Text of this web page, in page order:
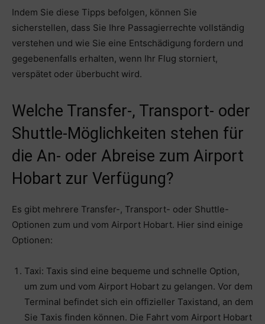
Indem Sie diese Tipps befolgen, können Sie
sicherstellen, dass Sie Ihre Passagierrechte vollständig
verstehen und wie Sie eine Entschädigung fordern und
gegebenenfalls erhalten, wenn Ihr Flug storniert,
verspätet oder überbucht wird.
Welche Transfer-, Transport- oder
Shuttle-Möglichkeiten stehen für
die An- oder Abreise zum Airport
Hobart zur Verfügung?
Es gibt mehrere Transfer-, Transport- oder Shuttle-
Optionen zum und vom Airport Hobart. Hier sind einige
Optionen:
Taxi: Taxis sind eine bequeme und schnelle Option,
um zum und vom Airport Hobart zu gelangen. Vor dem
Terminal befindet sich ein offizieller Taxistand, an dem
Sie Taxis finden können. Die Fahrt vom Airport Hobart